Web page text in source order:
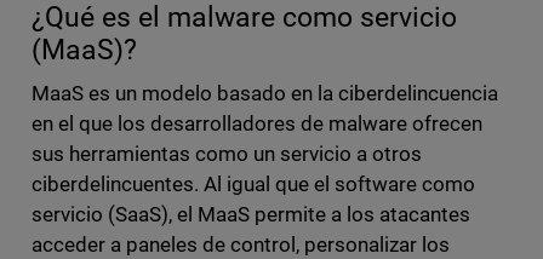
¿Qué es el malware como servicio
(MaaS)?
MaaS es un modelo basado en la ciberdelincuencia
en el que los desarrolladores de malware ofrecen
sus herramientas como un servicio a otros
ciberdelincuentes. Al igual que el software como
servicio (SaaS), el MaaS permite a los atacantes
acceder a paneles de control, personalizar los